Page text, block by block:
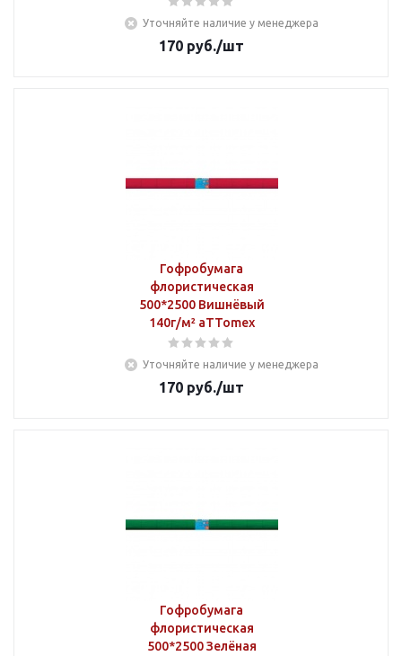
Уточняйте наличие у менеджера
170 руб./шт
Гофробумага
флористическая
500*2500 Вишнёвый
140г/м² aTTomex
Уточняйте наличие у менеджера
170 руб./шт
Гофробумага
флористическая
500*2500 Зелёная